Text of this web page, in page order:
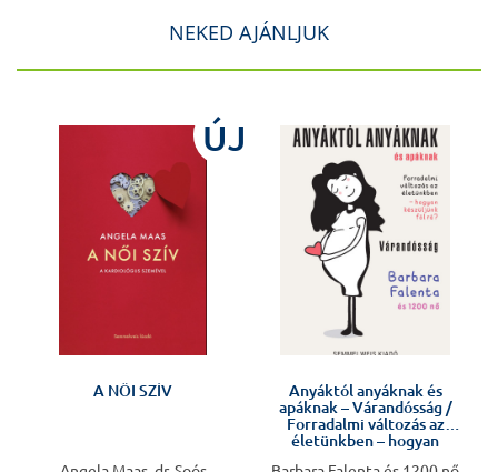
NEKED AJÁNLJUK
ÚJ
A NŐI SZÍV
Anyáktól anyáknak és
apáknak – Várandósság /
Forradalmi változás az
életünkben – hogyan